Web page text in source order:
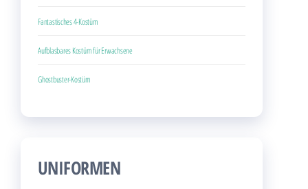
Fantastisches 4-Kostüm
Aufblasbares Kostüm für Erwachsene
Ghostbuster-Kostüm
UNIFORMEN